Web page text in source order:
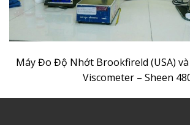
Máy Đo Độ Nhớt Brookfireld (USA)
Viscometer – Sheen